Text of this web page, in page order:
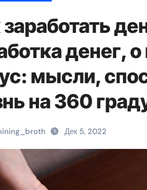
денег,
мысли,
на 360
Дек 5, 2022